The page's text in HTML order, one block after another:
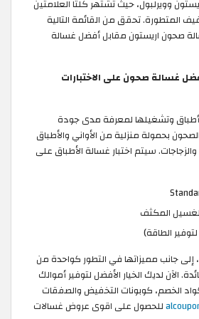
وويرلبول، حيث تشتهر كلتا العلامتين
المتطورة. تحقق من القائمة التالية
صحون اريستون مقابل أفضل غسالة
غسالة صحون على الاختبارات
وتشغيلها لمعرفة مدى جودة
بحمولة منزلية من الأواني والأطباق
سيتم اختبار غسالة الأطباق على
الغسيل المكثف
الطاقة)
إلى جانب مميزاتها في التطور كواحدة من
الآن لديك الخيار الأفضل لتوفير أموالك
الخصم، كوبونات التخفيض والصفقات
للحصول على اقوى عروض غسالات